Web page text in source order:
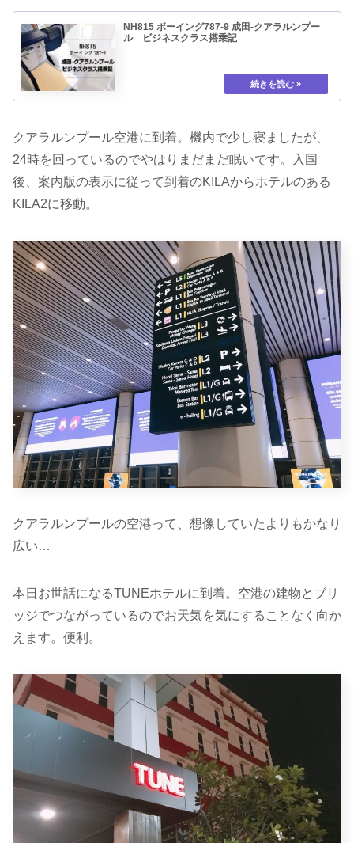
NH815 ボーイング787-9 成田-クアラルンプー
ル ビジネスクラス搭乗記
クアラルンプール空港に到着。機内で少し寝ましたが、
24時を回っているのでやはりまだまだ眠いです。入国
後、案内版の表示に従って到着のKILAからホテルのある
KILA2に移動。
クアラルンプールの空港って、想像していたよりもかなり
広い…
本日お世話になるTUNEホテルに到着。空港の建物とブリ
ッジでつながっているのでお天気を気にすることなく向か
えます。便利。